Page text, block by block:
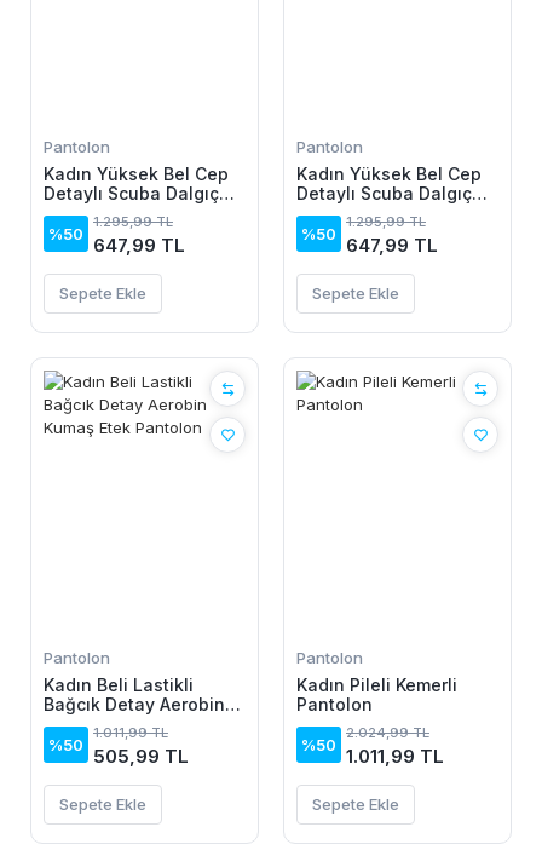
Pantolon
Kadın Yüksek Bel Cep
Detaylı Scuba Dalgıç
Pantolon
%50
1.295,99 TL
647,99 TL
Sepete Ekle
Pantolon
Kadın Yüksek Bel Cep
Detaylı Scuba Dalgıç
Pantolon
%50
1.295,99 TL
647,99 TL
Sepete Ekle
Pantolon
Kadın Beli Lastikli
Bağcık Detay Aerobin
Kumaş Etek Pantolon
%50
1.011,99 TL
505,99 TL
Sepete Ekle
Pantolon
Kadın Pileli Kemerli
Pantolon
%50
2.024,99 TL
1.011,99 TL
Sepete Ekle